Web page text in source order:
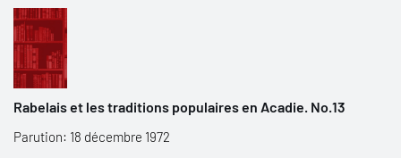
Rabelais et les traditions populaires en Acadie. No.13
Parution: 18 décembre 1972